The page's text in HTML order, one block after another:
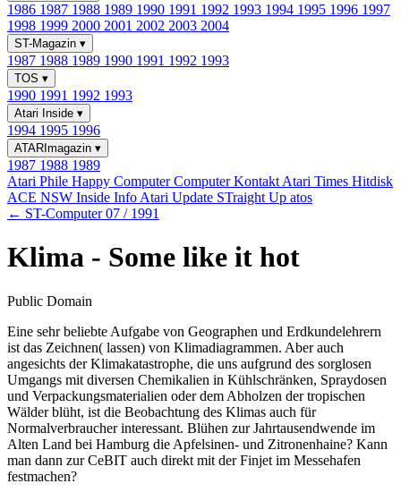
1986 1987 1988 1989 1990 1991 1992 1993 1994 1995 1996 1997
1998 1999 2000 2001 2002 2003 2004
ST-Magazin ▾
1987 1988 1989 1990 1991 1992 1993
TOS ▾
1990 1991 1992 1993
Atari Inside ▾
1994 1995 1996
ATARImagazin ▾
1987 1988 1989
Atari Phile Happy ComputerComputer Kontakt Atari Times Hitdisk
ACE NSW Inside Info Atari Update STraight Up atos
← ST-Computer 07 / 1991
Klima - Some like it hot
Public Domain
Eine sehr beliebte Aufgabe von Geographen und Erdkundelehrern
ist das Zeichnen( lassen) von Klimadiagrammen. Aber auch
angesichts der Klimakatastrophe, die uns aufgrund des sorglosen
Umgangs mit diversen Chemikalien in Kühlschränken, Spraydosen
und Verpackungsmaterialien oder dem Abholzen der tropischen
Wälder blüht, ist die Beobachtung des Klimas auch für
Normalverbraucher interessant. Blühen zur Jahrtausendwende im
Alten Land bei Hamburg die Apfelsinen- und Zitronenhaine? Kann
man dann zur CeBIT auch direkt mit der Finjet im Messehafen
festmachen?